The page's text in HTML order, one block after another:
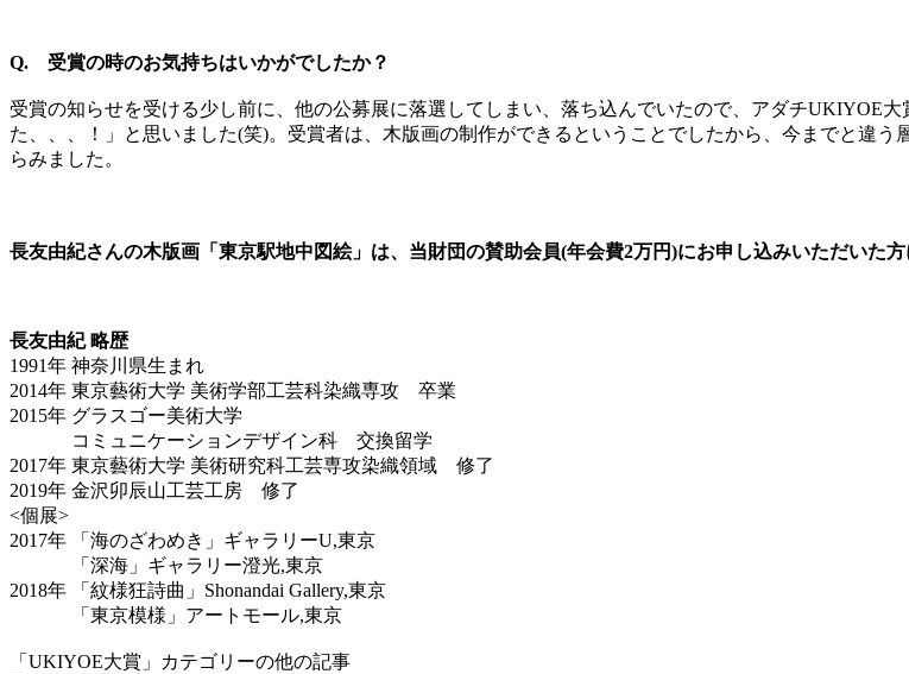
Q. 受賞の時のお気持ちはいかがでしたか？
受賞の知らせを受ける少し前に、他の公募展に落選してしまい、落ち込んでいたので、アダチUKIYOE
た、、、！」と思いました(笑)。受賞者は、木版画の制作ができるということでしたから、今までと違
らみました。
長友由紀さんの木版画「東京駅地中図絵」は、当財団の賛助会員(年会費2万円)にお申し込みいただいた
長友由紀 略歴
1991年 神奈川県生まれ
2014年 東京藝術大学 美術学部工芸科染織専攻 卒業
2015年 グラスゴー美術大学
コミュニケーションデザイン科 交換留学
2017年 東京藝術大学 美術研究科工芸専攻染織領域 修了
2019年 金沢卯辰山工芸工房 修了
<個展>
2017年 「海のざわめき」ギャラリーU,東京
「深海」ギャラリー澄光,東京
2018年 「紋様狂詩曲」Shonandai Gallery,東京
「東京模様」アートモール,東京
「UKIYOE大賞」カテゴリーの他の記事